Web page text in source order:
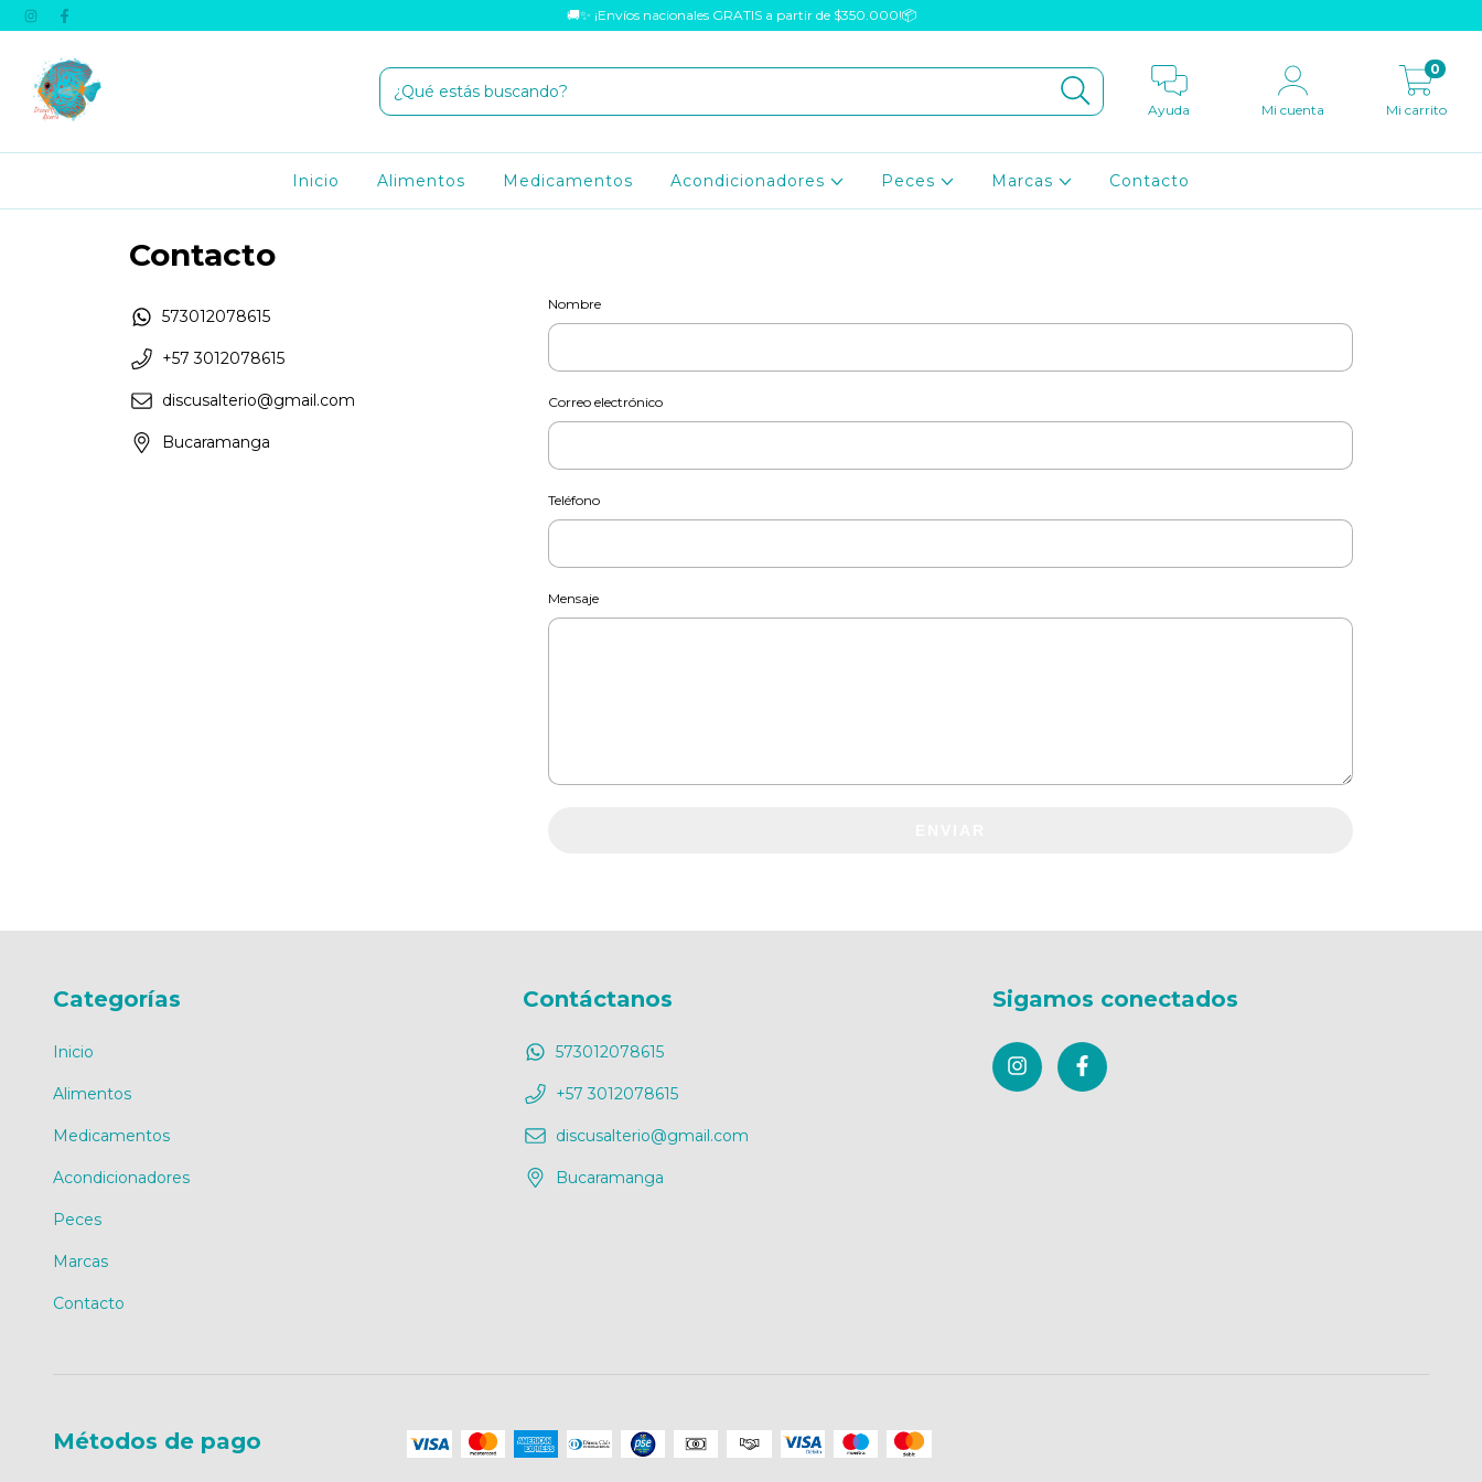
🚚✨ ¡Envíos nacionales GRATIS a partir de $350.000!📦
Ayuda Mi cuenta Mi carrito
0
Inicio Alimentos Medicamentos Acondicionadores Peces Marcas Contacto
Contacto
573012078615
+57 3012078615
discusalterio@gmail.com
Bucaramanga
Nombre
Correo electrónico
Teléfono
Mensaje
Categorías
Inicio
Alimentos
Medicamentos
Acondicionadores
Peces
Marcas
Contacto
Contáctanos
573012078615
+57 3012078615
discusalterio@gmail.com
Bucaramanga
Sigamos conectados
Métodos de pago